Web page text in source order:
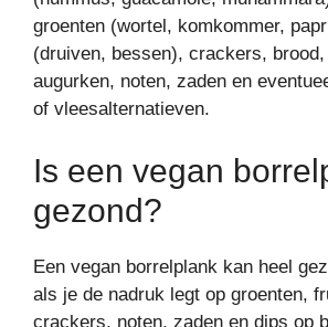
groenten (wortel, komkommer,
(druiven, bessen), crackers,
augurken, noten, zaden en
of vleesalternatieven.
Is een vegan
gezond?
Een vegan borrelplank kan heel
als je de nadruk legt op groenten,
crackers, noten, zaden en dips op